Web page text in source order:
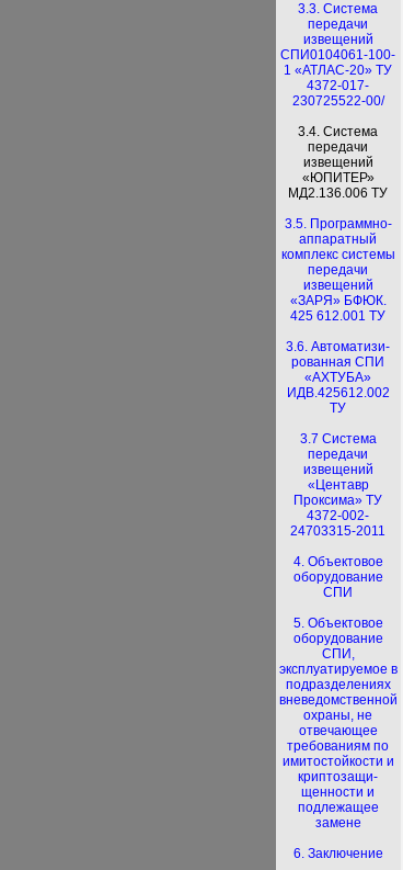
3.3. Система
передачи
извещений
СПИ0104061-100-
1 «АТЛАС-20» ТУ
4372-017-
230725522-00/
3.4. Система
передачи
извещений
«ЮПИТЕР»
МД2.136.006 ТУ
3.5. Программно-
аппаратный
комплекс системы
передачи
извещений
«ЗАРЯ» БФЮК.
425 612.001 ТУ
3.6. Автоматизи-
рованная СПИ
«АХТУБА»
ИДВ.425612.002
ТУ
3.7 Система
передачи
извещений
«Центавр
Проксима» ТУ
4372-002-
24703315-2011
4. Объектовое
оборудование
СПИ
5. Объектовое
оборудование
СПИ,
эксплуатируемое в
подразделениях
вневедомственной
охраны, не
отвечающее
требованиям по
имитостойкости и
криптозащи-
щенности и
подлежащее
замене
6. Заключение